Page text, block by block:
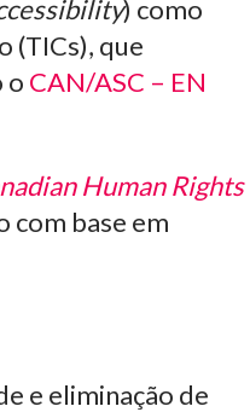
) como
(TICs), que
o CAN/ASC – EN
Human Rights
com base em
e eliminação de